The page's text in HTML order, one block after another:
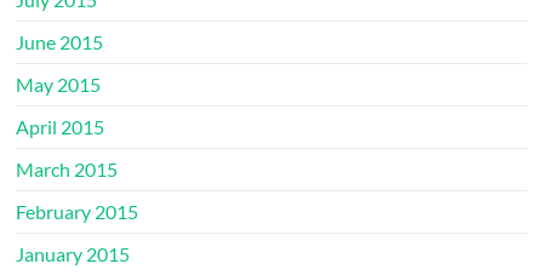
June 2015
May 2015
April 2015
March 2015
February 2015
January 2015